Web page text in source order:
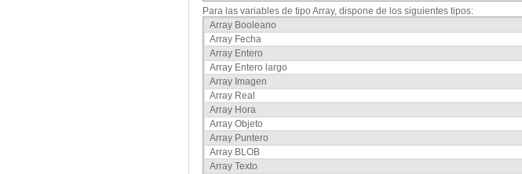
Para las variables de tipo Array, dispone de los siguientes tipos:
Array Booleano
Array Fecha
Array Entero
Array Entero largo
Array Imagen
Array Real
Array Hora
Array Objeto
Array Puntero
Array BLOB
Array Texto